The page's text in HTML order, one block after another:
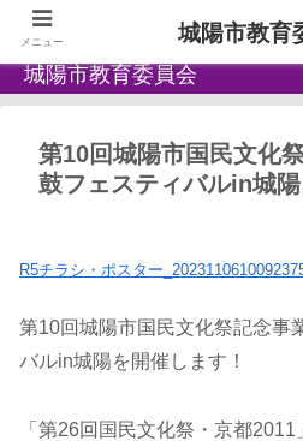
城陽市教育委員会
第10回城陽市国民文化
鼓フェスティバルin城陽
R5チラシ・ポスター
第10回城陽市国民文化祭記念事
バルin城陽を開催します！
「第26回国民文化祭・京都2011
メニュー 城陽市教育